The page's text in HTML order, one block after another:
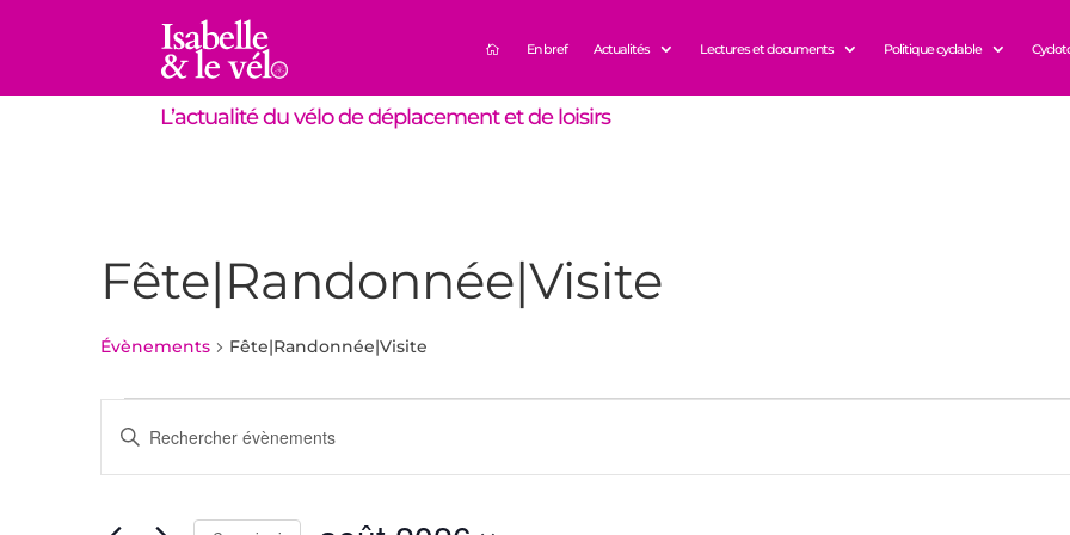
En bref Actualités Lectures et documents Politique cyclable
L’actualité du vélo de déplacement et de loisirs
Fête|Randonnée|Visite
Évènements Fête|Randonnée|Visite
Évènements
Recherche
et
navigation
Saisir
mot-
clé.
Évènements